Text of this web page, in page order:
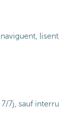
7j, sauf